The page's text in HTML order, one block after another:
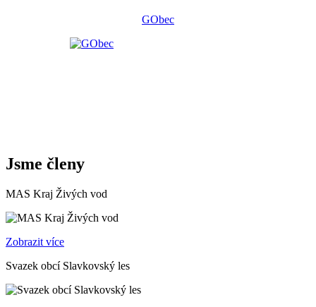
GObec
Jsme členy
MAS Kraj Živých vod
Zobrazit více
Svazek obcí Slavkovský les